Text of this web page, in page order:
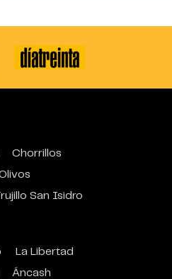
Chorrillos
San Isidro
La Libertad
Áncash